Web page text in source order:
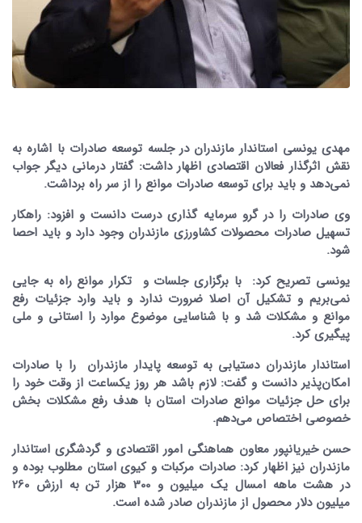
مهدی یونسی استاندار مازندران در جلسه توسعه صادرات با اشاره به
نقش اثرگذار فعالان اقتصادی اظهار داشت: گفتار درمانی دیگر جواب
نمی‌دهد و باید برای توسعه صادرات موانع را از سر راه برداشت.
وی صادرات را در گرو سرمایه گذاری درست دانست و افزود: راهکار
تسهیل صادرات محصولات کشاورزی مازندران وجود دارد و باید احصا
شود.
یونسی تصریح کرد: با برگزاری جلسات و تکرار موانع راه به جایی
نمی‌بریم و تشکیل آن اصلا ضرورت ندارد و باید وارد جزئیات رفع
موانع و مشکلات شد و با شناسایی موضوع موارد را استانی و ملی
پیگیری کرد.
استاندار مازندران دستیابی به توسعه پایدار مازندران را با صادرات
امکان‌پذیر دانست و گفت: لازم باشد هر روز یکساعت از وقت خود را
برای حل جزئیات موانع صادرات استان با هدف رفع مشکلات بخش
خصوصی اختصاص می‌دهم.
حسن خیریانپور معاون هماهنگی امور اقتصادی و گردشگری استاندار
مازندران نیز اظهار کرد: صادرات مرکبات و کیوی استان مطلوب بوده و
در هشت ماهه امسال یک میلیون و 300 هزار تن به ارزش 260
میلیون دلار محصول از مازندران صادر شده است.